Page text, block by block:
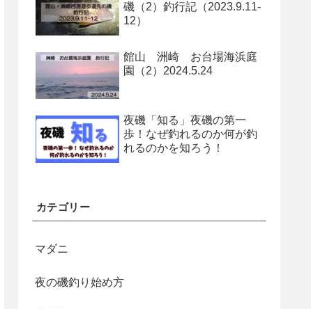
磯（2）釣行記（2023.9.11-
12）
館山 洲崎 お台場海浜庭
園（2）2024.5.24
夜磯「知る」夜磯の第一
歩！なぜ釣れるのか何が釣
れるのかを知ろう！
カテゴリー
マダニ
夜の磯釣り始め方